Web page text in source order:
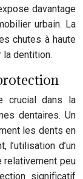
davantage
urbain. La
chutes à haute
dentition.
crucial dans la
dentaires. Un
les dents en
l’utilisation d’un
relativement peu
significatif